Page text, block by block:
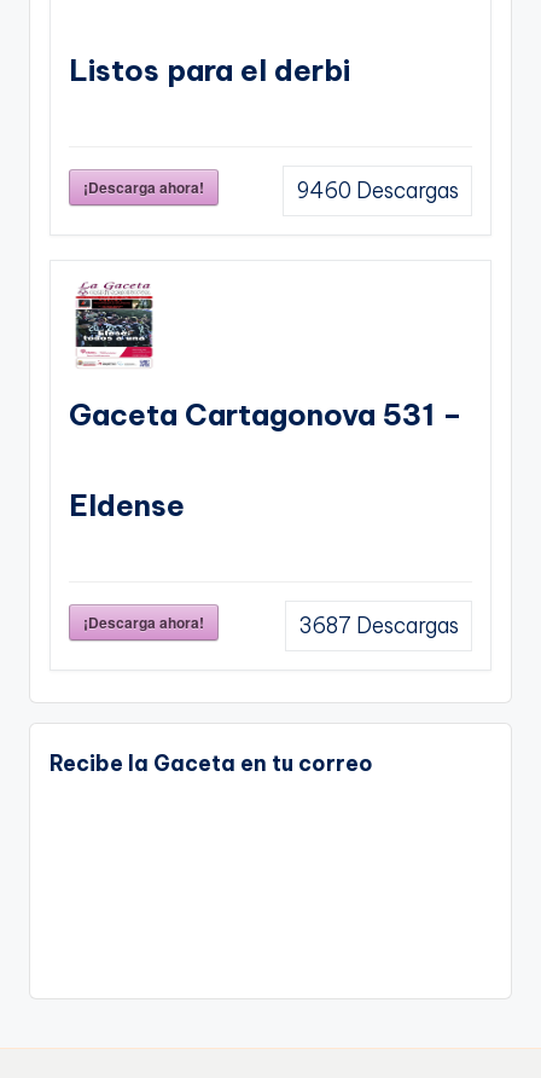
Listos para el derbi
¡Descarga ahora! 9460 Descargas
Gaceta Cartagonova 531 –
Eldense
¡Descarga ahora! 3687 Descargas
Recibe la Gaceta en tu correo